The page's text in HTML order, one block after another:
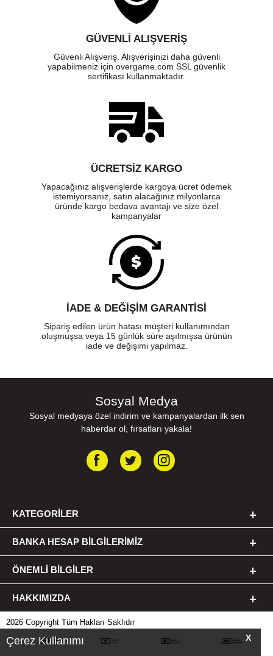
X
Çerez Kullanımı
GÜVENLI ALIŞVERIŞ
Güvenli Alışveriş. Alışverişinizi daha güvenli
yapabilmeniz için overgame.com SSL güvenlik
sertifikası kullanmaktadır.
ÜCRETSIZ KARGO
Yapacağınız alışverişlerde kargoya ücret ödemek
istemiyorsanız, satın alacağınız milyonlarca
üründe kargo bedava avantajı ve size özel
kampanyalar
İADE & DEĞİŞİM GARANTİSİ
Sipariş edilen ürün hatası müşteri kullanımından
oluşmuşsa veya 15 günlük süre aşılmışsa ürünün
iade ve değişimi yapılmaz.
Sosyal Medya
Sosyal medyaya özel indirim ve kampanyalardan ilk sen
haberdar ol, fırsatları yakala!
KATEGORILER
BANKA HESAP BILGILERIMIZ
ÖNEMLI BILGILER
HAKKIMIZDA
2026 Copyright Tüm Hakları Saklıdır